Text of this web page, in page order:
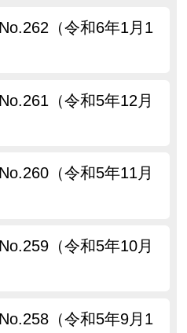
（令和6年1月1
（令和5年12月
（令和5年11月
（令和5年10月
（令和5年9月1